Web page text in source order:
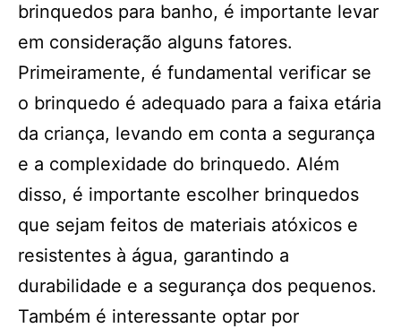
brinquedos para banho, é importante levar
em consideração alguns fatores.
Primeiramente, é fundamental verificar se
o brinquedo é adequado para a faixa etária
da criança, levando em conta a segurança
e a complexidade do brinquedo. Além
disso, é importante escolher brinquedos
que sejam feitos de materiais atóxicos e
resistentes à água, garantindo a
durabilidade e a segurança dos pequenos.
Também é interessante optar por